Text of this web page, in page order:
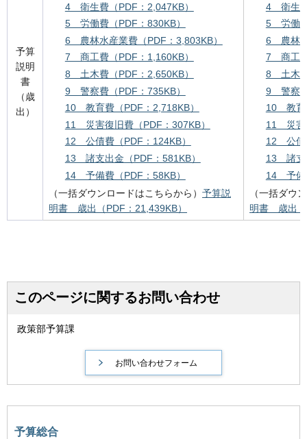
予算
説明
書
（歳
出）
4 衛生費（PDF：2,047KB）
5 労働費（PDF：830KB）
6 農林水産業費（PDF：3,803KB）
7 商工費（PDF：1,160KB）
8 土木費（PDF：2,650KB）
9 警察費（PDF：735KB）
10 教育費（PDF：2,718KB）
11 災害復旧費（PDF：307KB）
12 公債費（PDF：124KB）
13 諸支出金（PDF：581KB）
14 予備費（PDF：58KB）
（一括ダウンロードはこちらから） 予算説
明書 歳出（PDF：21,439KB）
4 衛生
5 労働
6 農林水
7 商工
8 土木
9 警察
10 教育
11 災害
12 公債
13 諸支
14 予備
（一括ダウ
明書 歳出（
このページに関するお問い合わせ
政策部予算課
予算総合